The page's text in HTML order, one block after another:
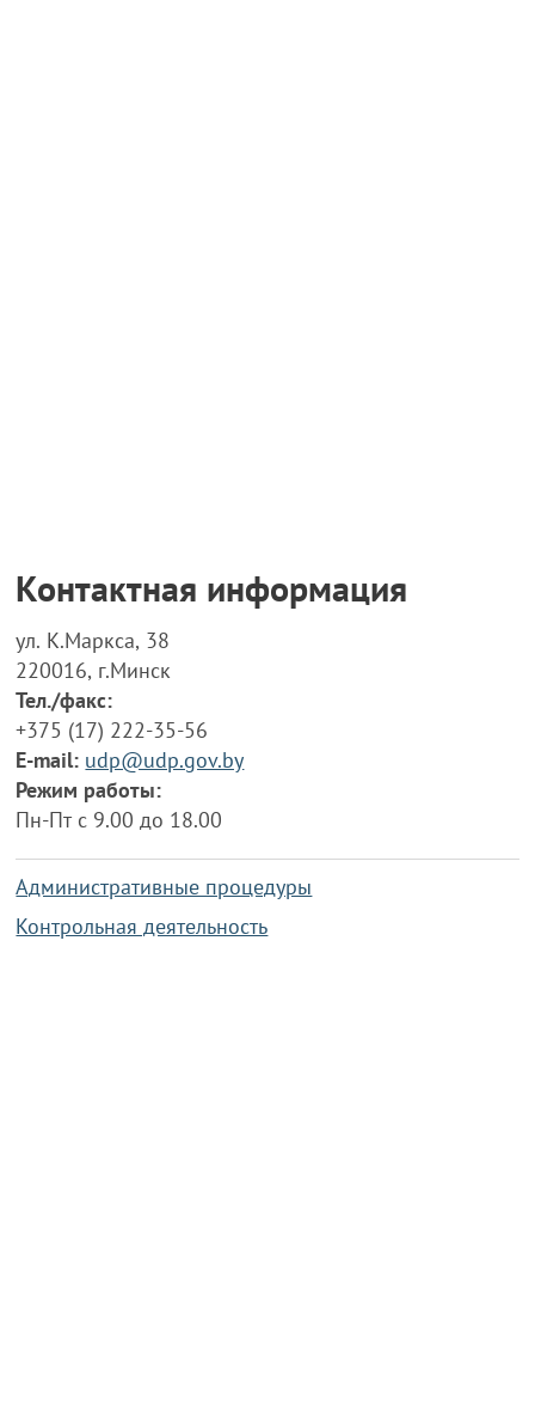
Контактная информация
ул. К.Маркса, 38
220016, г.Минск
Тел./факс:
+375 (17) 222-35-56
E-mail: udp@udp.gov.by
Режим работы:
Пн-Пт с 9.00 до 18.00
Административные процедуры
Контрольная деятельность